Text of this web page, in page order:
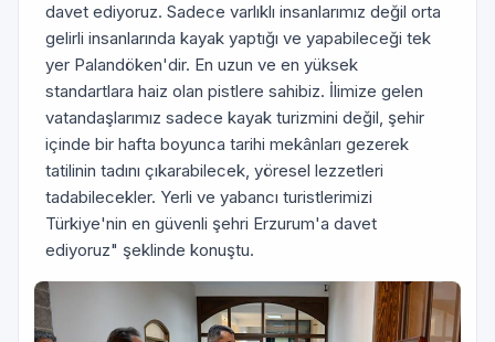
davet ediyoruz. Sadece varlıklı insanlarımız değil orta
gelirli insanlarında kayak yaptığı ve yapabileceği tek
yer Palandöken'dir. En uzun ve en yüksek
standartlara haiz olan pistlere sahibiz. İlimize gelen
vatandaşlarımız sadece kayak turizmini değil, şehir
içinde bir hafta boyunca tarihi mekânları gezerek
tatilinin tadını çıkarabilecek, yöresel lezzetleri
tadabilecekler. Yerli ve yabancı turistlerimizi
Türkiye'nin en güvenli şehri Erzurum'a davet
ediyoruz" şeklinde konuştu.